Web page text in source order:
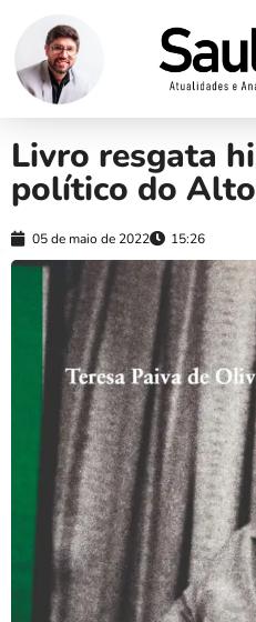
Livro resgata
político do
05 de maio de 2022 15:26